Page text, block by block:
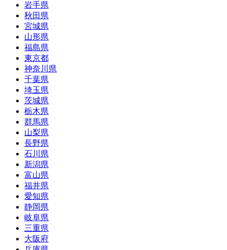
岩手県
秋田県
宮城県
山形県
福島県
東京都
神奈川県
千葉県
埼玉県
茨城県
栃木県
群馬県
山梨県
長野県
石川県
新潟県
富山県
福井県
愛知県
静岡県
岐阜県
三重県
大阪府